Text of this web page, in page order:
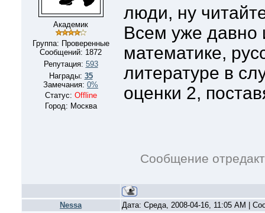
Академик
Группа: Проверенные
Сообщений: 1872
Репутация: 593
Награды: 35
Замечания: 0%
Статус: Offline
Город: Москва
люди, ну
Всем уже давно
математике,
литературе в
оценки 2,
Сообщение
Nessa Дата: Среда, 2008-04-16, 11:05 AM |